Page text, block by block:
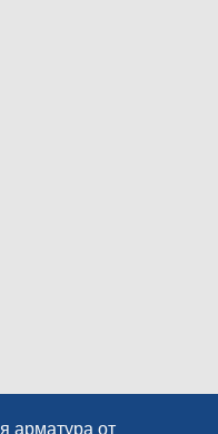
арматура от